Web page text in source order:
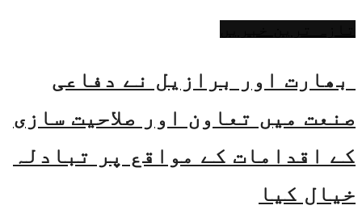
بھارت اور برازیل نے دفاعی
صنعت میں تعاون اور صلاحیت سازی
کے اقدامات کے مواقع پر تبادلہ
خیال کیا